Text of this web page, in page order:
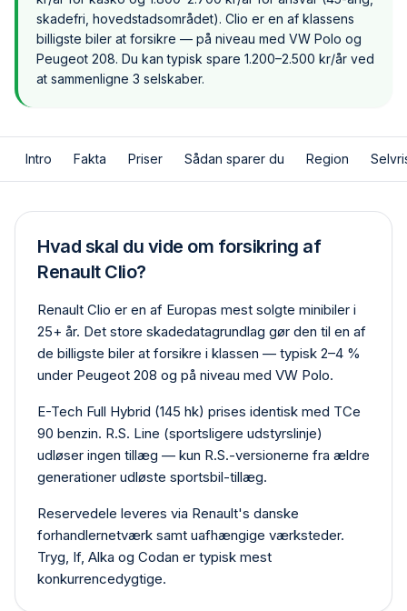
skadefri, hovedstadsområdet). Clio er en af klassens
billigste biler at forsikre — på niveau med VW Polo og
Peugeot 208. Du kan typisk spare 1.200–2.500 kr/år ved
at sammenligne 3 selskaber.
Intro Fakta Priser Sådan sparer du Region
Hvad skal du vide om forsikring af
Renault Clio?
Renault Clio er en af Europas mest solgte minibiler i
25+ år. Det store skadedata­grundlag gør den til en af
de billigste biler at forsikre i klassen — typisk 2–4 %
under Peugeot 208 og på niveau med VW Polo.
E-Tech Full Hybrid (145 hk) prises identisk med TCe
90 benzin. R.S. Line (sportsligere udstyrslinje)
udløser ingen tillæg — kun R.S.-versionerne fra ældre
generationer udløste sportsbil-tillæg.
Reservedele leveres via Renault's danske
forhandlernetværk samt uafhængige værksteder.
Tryg, If, Alka og Codan er typisk mest
konkurrencedygtige.